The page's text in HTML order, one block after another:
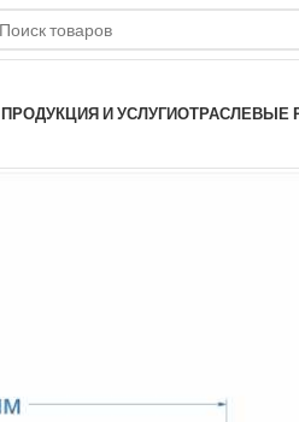
ПРОДУКЦИЯ И УСЛУГИОТРАСЛЕВЫЕ